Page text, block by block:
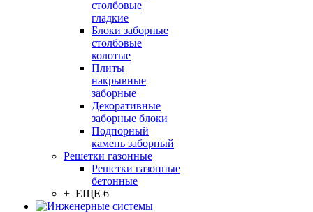
столбовые
гладкие
Блоки заборные
столбовые
колотые
Плиты
накрывные
заборные
Декоративные
заборные блоки
Подпорный
камень заборный
Решетки газонные
Решетки газонные
бетонные
+ ЕЩЕ 6